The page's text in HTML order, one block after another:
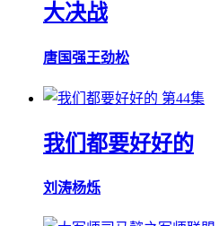
大决战
唐国强王劲松
第44集
我们都要好好的
刘涛杨烁